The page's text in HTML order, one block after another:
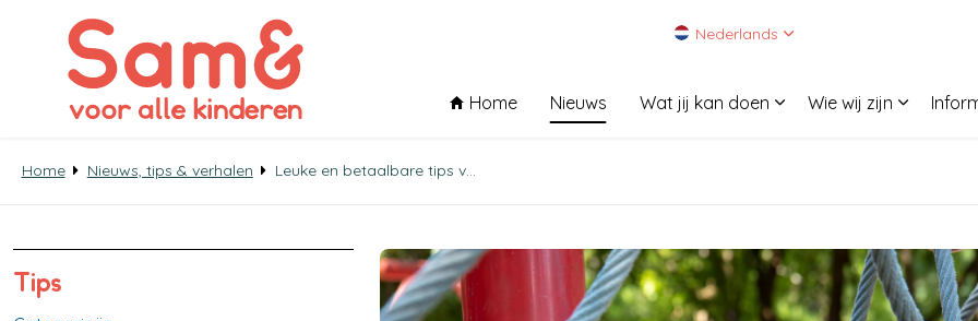
Home Nieuws Wat jij kan doen Wie wij zijn
Nederlands
Home Nieuws, tips & verhalen Leuke en betaalbare tips voor gezinnen in de zomervakantie
Tips